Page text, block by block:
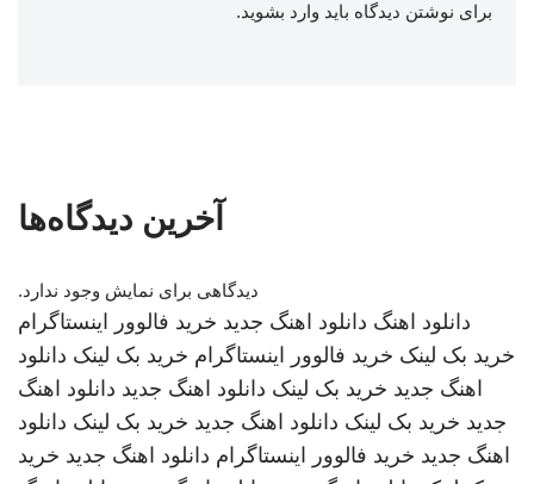
برای نوشتن دیدگاه باید وارد بشوید.
آخرین دیدگاه‌ها
دیدگاهی برای نمایش وجود ندارد.
دانلود اهنگ دانلود اهنگ جدید خرید فالوور اینستاگرام
خرید بک لینک خرید فالوور اینستاگرام خرید بک لینک دانلود
اهنگ جدید خرید بک لینک دانلود اهنگ جدید دانلود اهنگ
جدید خرید بک لینک دانلود اهنگ جدید خرید بک لینک دانلود
اهنگ جدید خرید فالوور اینستاگرام دانلود اهنگ جدید خرید